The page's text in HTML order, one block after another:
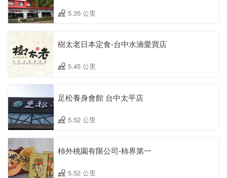
5.35 公里
樹太老日本定食-台中水湳愛買店
5.45 公里
足松養身會館 台中太平店
5.52 公里
柿外桃園有限公司-柿界第一
5.52 公里